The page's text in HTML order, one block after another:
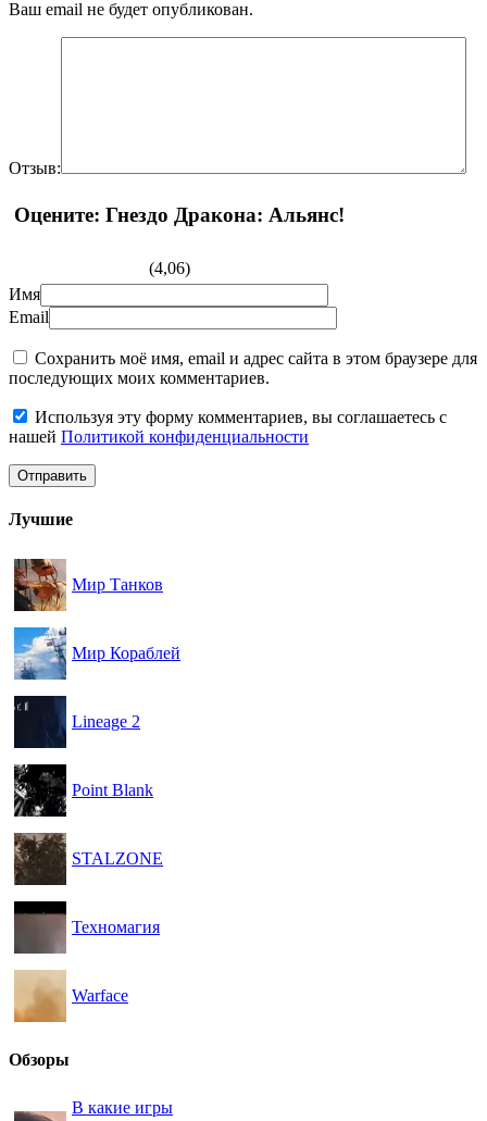
Ваш email не будет опубликован.
Отзыв:
Оцените: Гнездо Дракона: Альянс!
(4,06)
Имя
Email
Сохранить моё имя, email и адрес сайта в этом браузере для
последующих моих комментариев.
Используя эту форму комментариев, вы соглашаетесь с
нашей Политикой конфиденциальности
Лучшие
Мир Танков
Мир Кораблей
Lineage 2
Point Blank
STALZONE
Техномагия
Warface
Обзоры
В какие игры